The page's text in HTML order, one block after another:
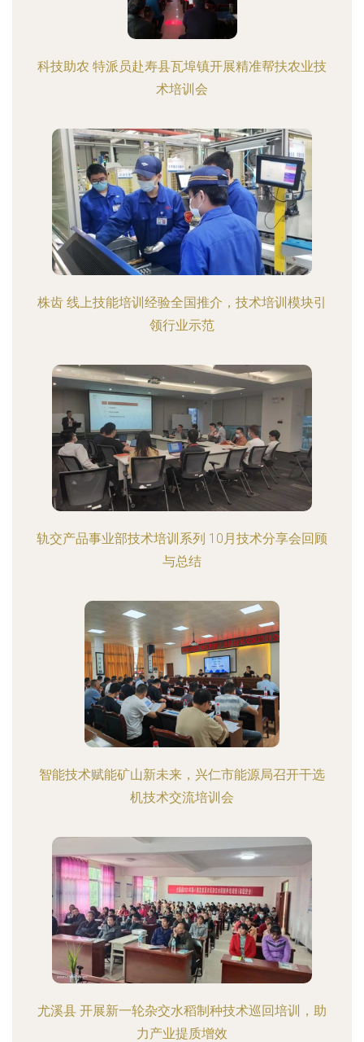
科技助农 特派员赴寿县瓦埠镇开展精准帮扶农业技
术培训会
株齿 线上技能培训经验全国推介，技术培训模块引
领行业示范
轨交产品事业部技术培训系列 10月技术分享会回顾
与总结
智能技术赋能矿山新未来，兴仁市能源局召开干选
机技术交流培训会
尤溪县 开展新一轮杂交水稻制种技术巡回培训，助
力产业提质增效